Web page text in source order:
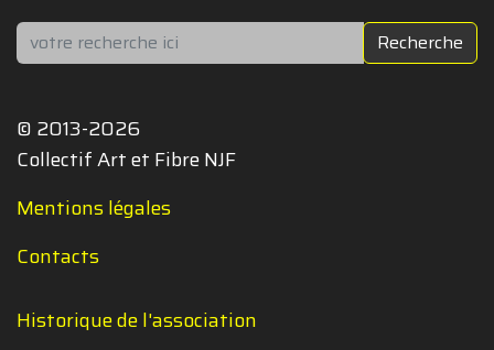
Rechercher Recherche
© 2013-2026
Collectif Art et Fibre NJF
Mentions légales
Contacts
Historique de l'association